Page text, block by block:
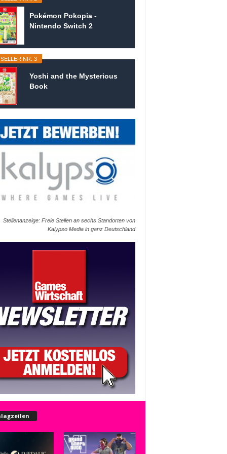
Pokémon Pokopia -
Nintendo Switch 2
NR. 3
Yoshi and the Mysterious
Book
Stellenanzeige: Freie Stellen an sechs Standorten von
Kalypso Media in ganz Deutschland